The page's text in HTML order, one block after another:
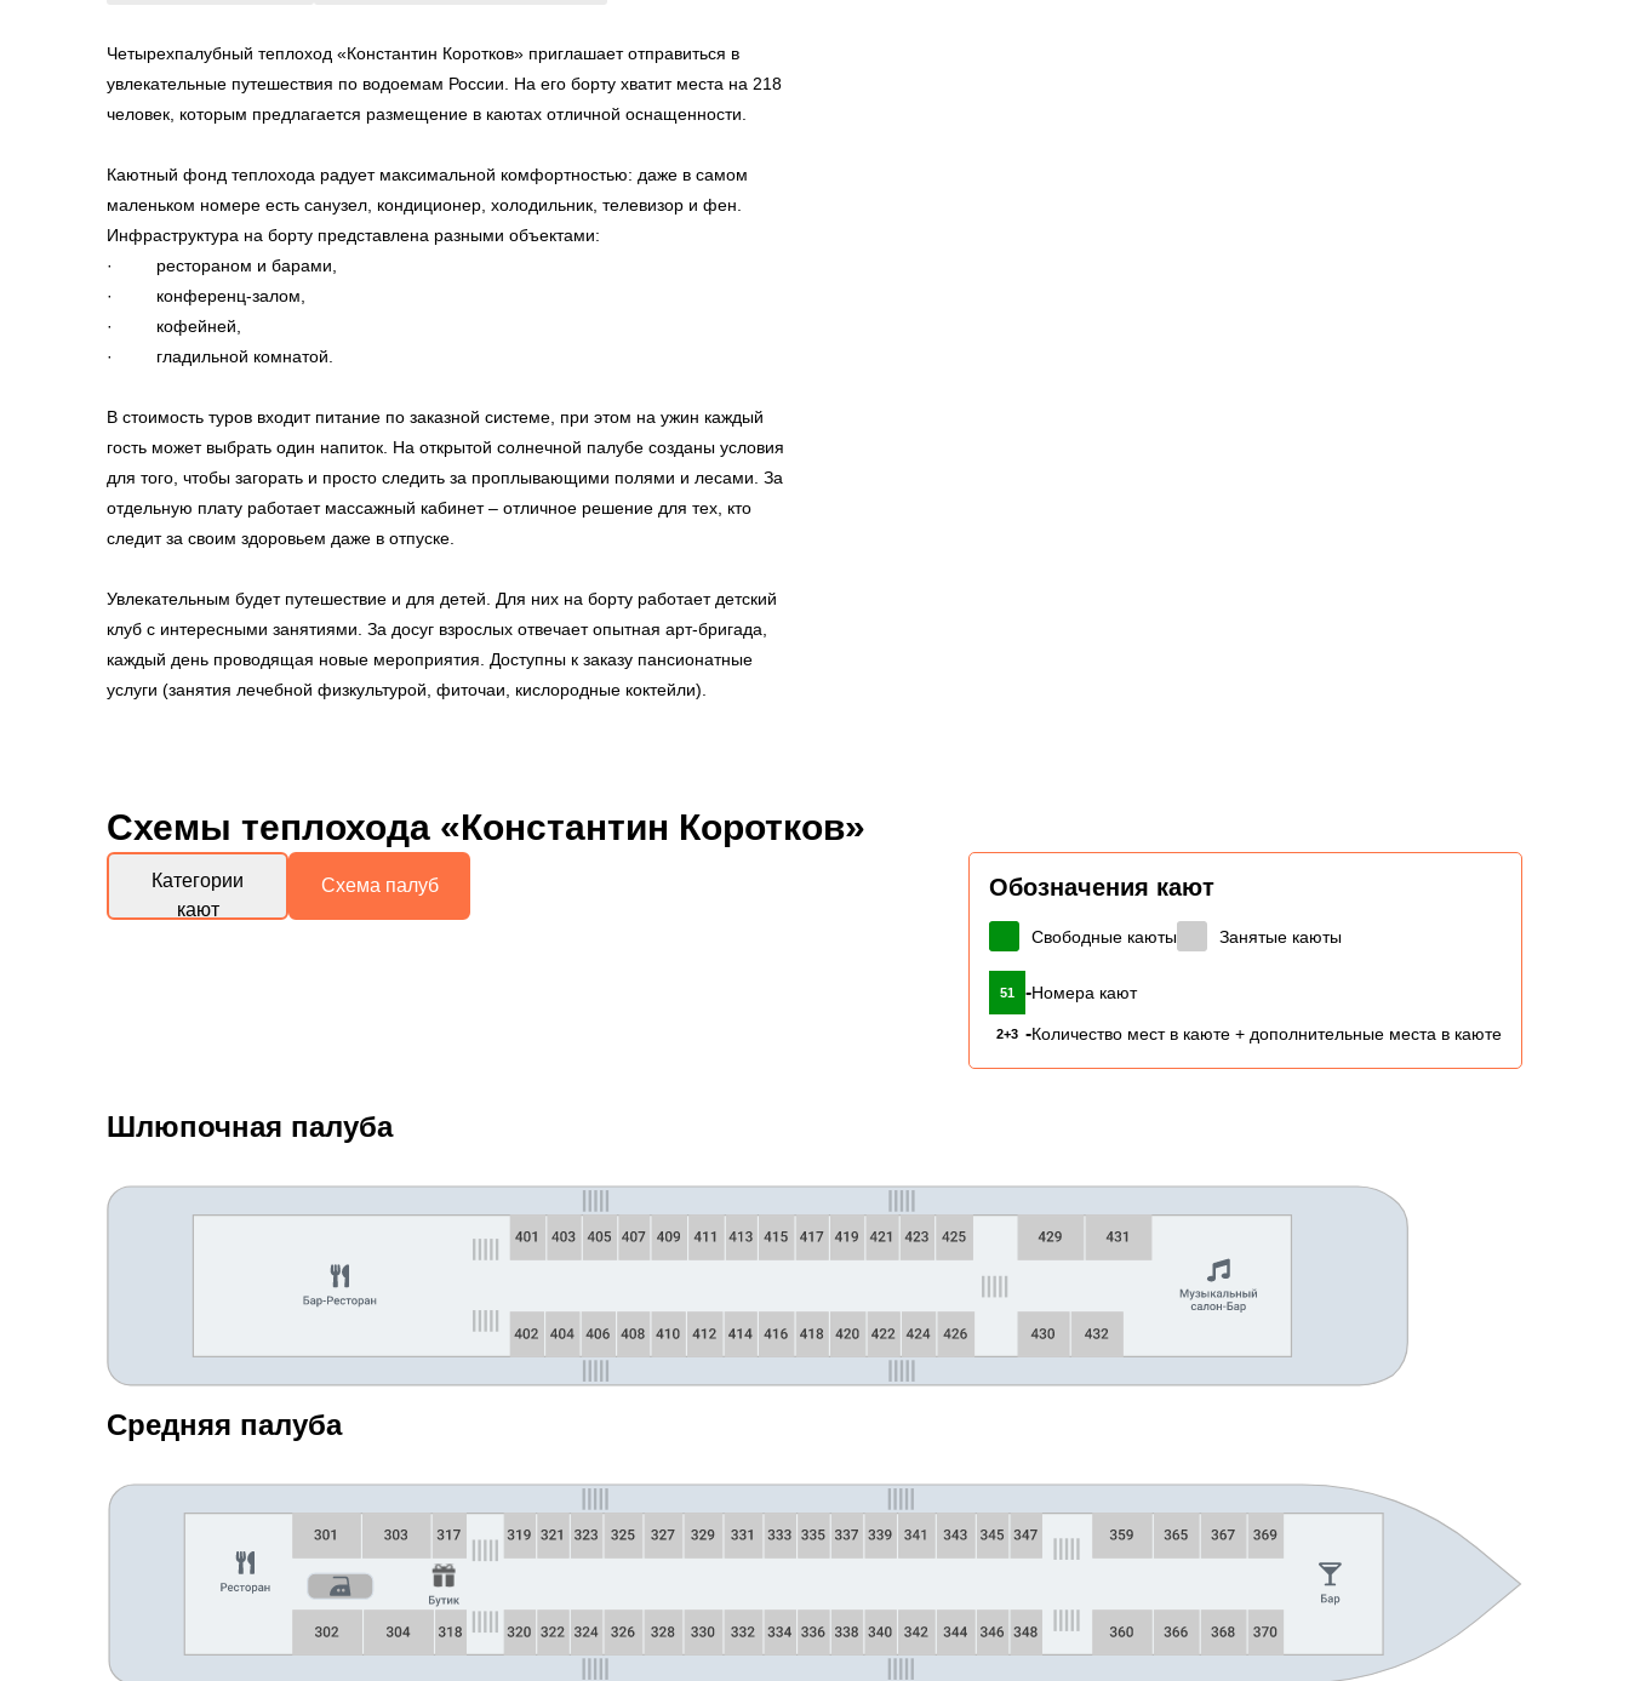
Четырехпалубный теплоход «Константин Коротков» приглашает отправиться в
увлекательные путешествия по водоемам России. На его борту хватит места на 218
человек, которым предлагается размещение в каютах отличной оснащенности.
Каютный фонд теплохода радует максимальной комфортностью: даже в самом
маленьком номере есть санузел, кондиционер, холодильник, телевизор и фен.
Инфраструктура на борту представлена разными объектами:
· рестораном и барами,
· конференц-залом,
· кофейней,
· гладильной комнатой.
В стоимость туров входит питание по заказной системе, при этом на ужин каждый
гость может выбрать один напиток. На открытой солнечной палубе созданы условия
для того, чтобы загорать и просто следить за проплывающими полями и лесами. За
отдельную плату работает массажный кабинет – отличное решение для тех, кто
следит за своим здоровьем даже в отпуске.
Увлекательным будет путешествие и для детей. Для них на борту работает детский
клуб с интересными занятиями. За досуг взрослых отвечает опытная арт-бригада,
каждый день проводящая новые мероприятия. Доступны к заказу пансионатные
услуги (занятия лечебной физкультурой, фиточаи, кислородные коктейли).
Схемы теплохода «Константин Коротков»
Обозначения кают
Свободные каюты Занятые каюты
51 -Номера кают
2+3 -Количество мест в каюте + дополнительные места в каюте
Категории
кают
Схема палуб
Шлюпочная палуба
Средняя палуба